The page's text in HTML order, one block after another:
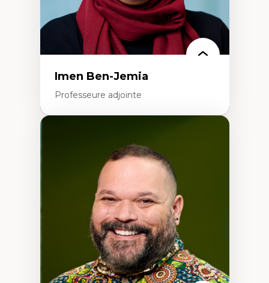
Imen Ben-Jemia
Professeure adjointe
Discours sur la ville et représentations
Mosquées, formes et usages au Canada
Reconnaissance et représentations des
communautés immigrantes dans l'espace
Design architectural et urbain
Patrimoine et patrimonialisation
Études postcoloniales et décolonisation des
savoirs